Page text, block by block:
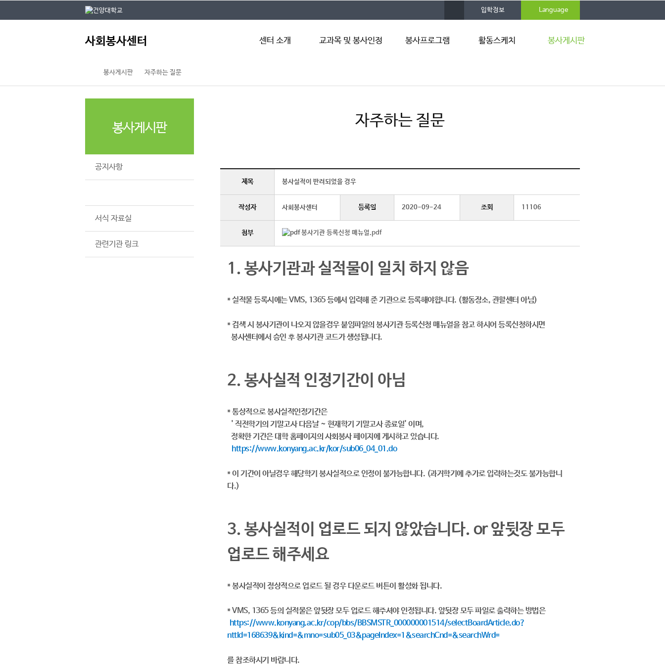
입학정보 Language
사회봉사센터 센터 소개
연혁
교과목 및 봉사인정
봉사인정
봉사프로그램
해외봉사
활동스케치
사회봉사단 소식지
봉사게시판
자주하는 질문
봉사게시판 자주하는 질문
봉사게시판
공지사항
서식 자료실
관련기관 링크
자주하는 질문
제목 봉사실적이 반려되었을 경우
작성자 사회봉사센터 등록일 2020-09-24 조회 11106
첨부 봉사기관 등록신청 매뉴얼.pdf
1. 봉사기관과 실적물이 일치 하지 않음
* 실적물 등록시에는 VMS, 1365 등에서 입력해 준 기관으로 등록해야합니다. (활동장소, 관할센터 아님)
* 검색 시 봉사기관이 나오지 않을경우 붙임파일의 봉사기관 등록신청 매뉴얼을 참고 하시어 등록신청하시면
봉사센터에서 승인 후 봉사기관 코드가 생성됩니다.
2. 봉사실적 인정기간이 아님
* 통상적으로 봉사실적인정기간은
' 직전학기의 기말고사 다음날 ~ 현재학기 기말고사 종료일' 이며,
정확한 기간은 대학 홈페이지의 사회봉사 페이지에 게시하고 있습니다.
https://www.konyang.ac.kr/kor/sub06_04_01.do
* 이 기간이 아닐경우 해당학기 봉사실적으로 인정이 불가능합니다. (과거학기에 추가로 입력하는것도 불가능합니
다.)
3. 봉사실적이 업로드 되지 않았습니다. or 앞뒷장 모두
업로드 해주세요
* 봉사실적이 정상적으로 업로드 될 경우 다운로드 버튼이 활성화 됩니다.
* VMS, 1365 등의 실적물은 앞뒷장 모두 업로드 해주셔야 인정됩니다. 앞뒷장 모두 파일로 출력하는 방법은
https://www.konyang.ac.kr/cop/bbs/BBSMSTR_000000001514/selectBoardArticle.do?
nttId=168639&kind=&mno=sub05_03&pageIndex=1&searchCnd=&searchWrd=
를 참조하시기 바랍니다.